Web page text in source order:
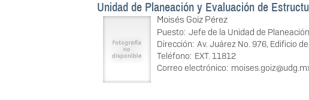
Unidad de Planeación y Evaluación de
Moisés Goiz Pérez
Puesto: Jefe de la Unidad de
Dirección: Av. Juárez No. 976, Edificio
Teléfono: EXT. 11812
Correo electrónico: